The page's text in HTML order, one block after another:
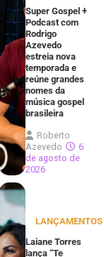
Super Gospel +
Podcast com
Rodrigo
Azevedo
estreia nova
temporada e
reúne grandes
nomes da
música gospel
brasileira
Roberto
Azevedo
6
de agosto de
2026
LANÇAMENTOS
Laiane Torres
lança “Te